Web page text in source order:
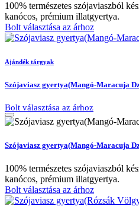
100% természetes szójaviaszból
kanócos, prémium illatgyertya.
Bolt választása az árhoz
Ajándék tárgyak
Szójaviasz gyertya(Mangó-Maracuja
Bolt választása az árhoz
Szójaviasz gyertya(Mangó-Maracuja
100% természetes szójaviaszból
kanócos, prémium illatgyertya.
Bolt választása az árhoz